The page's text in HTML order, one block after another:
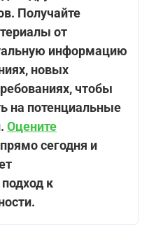
Получайте
от
информацию
новых
чтобы
на потенциальные
Оцените
прямо сегодня и
к